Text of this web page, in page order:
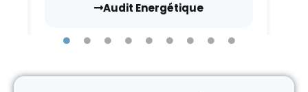
Audit Energétique